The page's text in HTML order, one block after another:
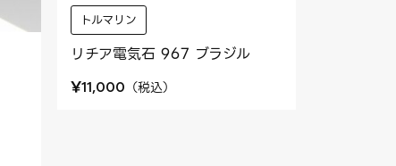
トルマリン
リチア電気石 967 ブラジル
¥11,000 （税込）